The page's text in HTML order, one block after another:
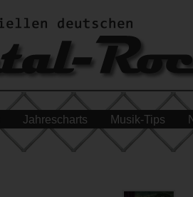
Jahrescharts Musik-Tips